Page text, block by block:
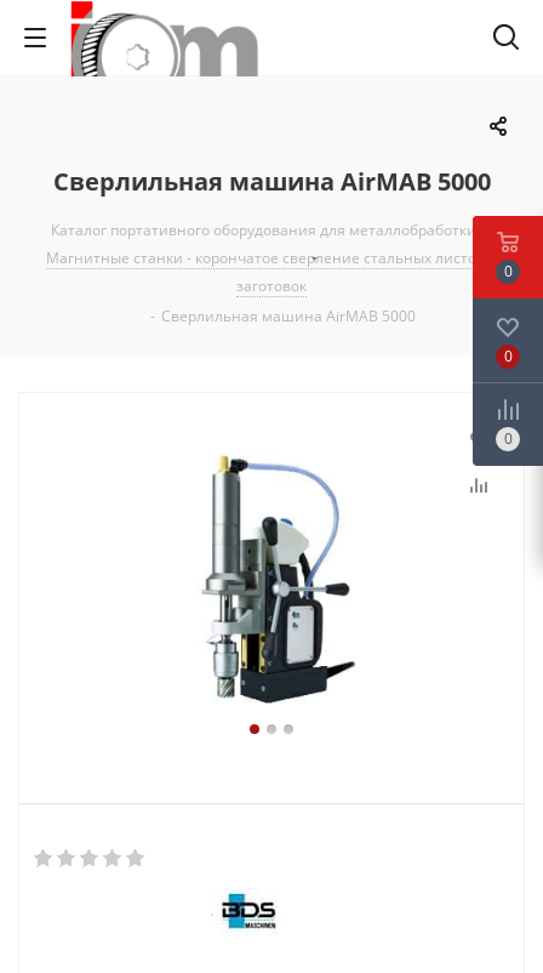
Сверлильная машина AirMAB 5000
Каталог портативного оборудования для металлобработки
Магнитные станки - корончатое сверление стальных листов и
заготовок
- Сверлильная машина AirMAB 5000
0
0
0